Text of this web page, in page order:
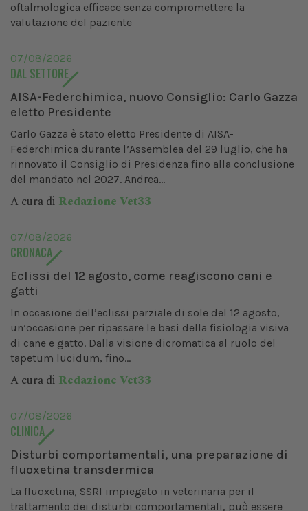
oftalmologica efficace senza compromettere la
valutazione del paziente
07/08/2026
DAL SETTORE
AISA-Federchimica, nuovo Consiglio: Carlo Gazza
eletto Presidente
Carlo Gazza è stato eletto Presidente di AISA-
Federchimica durante l’Assemblea del 29 luglio, che ha
rinnovato il Consiglio di Presidenza fino alla conclusione
del mandato nel 2027. Andrea...
A cura di Redazione Vet33
07/08/2026
CRONACA
Eclissi del 12 agosto, come reagiscono cani e
gatti
In occasione dell’eclissi parziale di sole del 12 agosto,
un’occasione per ripassare le basi della fisiologia visiva
di cane e gatto. Dalla visione dicromatica al ruolo del
tapetum lucidum, fino...
A cura di Redazione Vet33
07/08/2026
CLINICA
Disturbi comportamentali, una preparazione di
fluoxetina transdermica
La fluoxetina, SSRI impiegato in veterinaria per il
trattamento dei disturbi comportamentali, può essere